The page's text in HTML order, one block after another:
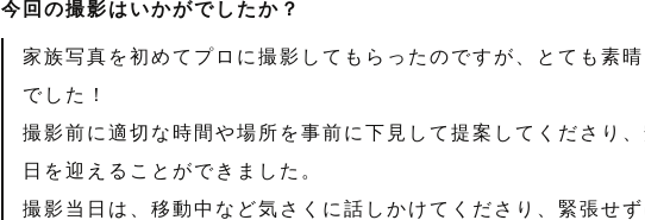
今回の撮影はいかがでしたか？
家族写真を初めてプロに撮影してもらったのですが、とても素
でした！
撮影前に適切な時間や場所を事前に下見して提案してくださり
日を迎えることができました。
撮影当日は、移動中など気さくに話しかけてくださり、緊張せ